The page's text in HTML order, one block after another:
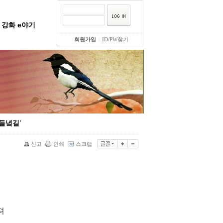
강화 e야기
회원가입 ID/PW찾기
녘길'
신고 인쇄 스크랩